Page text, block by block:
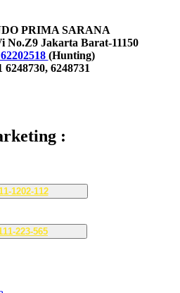
PRIMA SARANA
No.Z9 Jakarta Barat-11150
(Hunting)
6248731
:
1202-112
223-565